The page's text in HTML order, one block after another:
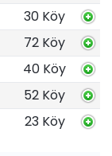
30 Köy
72 Köy
40 Köy
52 Köy
23 Köy